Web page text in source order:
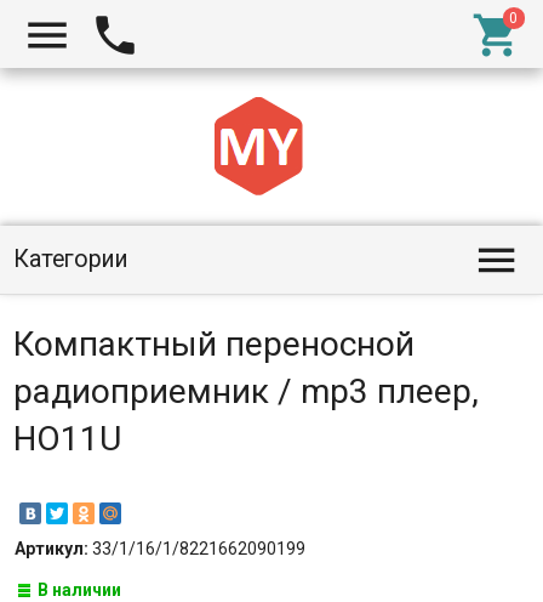
  
Категории 
Компактный переносной
радиоприемник / mp3 плеер,
HO11U
Артикул: 33/1/16/1/8221662090199
В наличии